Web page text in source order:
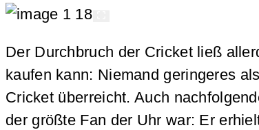
Der Durchbruch der Cricket ließ
kaufen kann: Niemand geringeres
Cricket überreicht. Auch
der größte Fan der Uhr war: Er